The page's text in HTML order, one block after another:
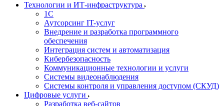
Технологии и ИТ-инфраструктура
1С
Аутсорсинг IT-услуг
Внедрение и разработка программного
обеспечения
Интеграция систем и автоматизация
Кибербезопасность
Коммуникационные технологии и услуги
Системы видеонаблюдения
Системы контроля и управления доступом (СКУД)
Цифровые услуги
Разработка веб-сайтов